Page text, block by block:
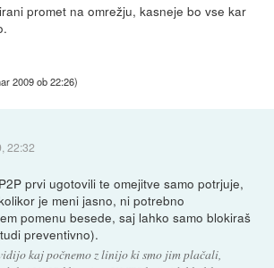
promet na omrežju, kasneje bo vse kar
2009 ob 22:26)
22:32
prvi ugotovili te omejitve samo potrjuje,
je meni jasno, ni potrebno
pomenu besede, saj lahko samo blokiraš
preventivno).
kaj počnemo z linijo ki smo jim plačali,